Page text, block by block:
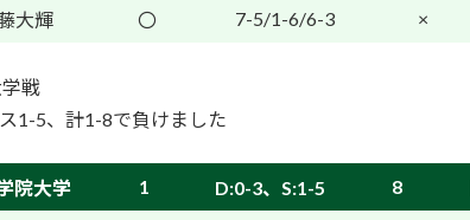
大輝 〇 7-5/1-6/6-3 ×
戦
1-5、計1-8で負けました
院大学 1 D:0-3、S:1-5 8